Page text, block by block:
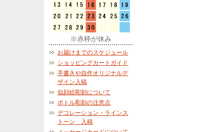
※赤枠が休み
お届けまでのスケジュール
ショッピングカートガイド
手書きや自作オリジナルデ
ザイン入稿
似顔絵彫刻について
ボトル彫刻の注意点
デコレーション・ラインス
トーン 入稿